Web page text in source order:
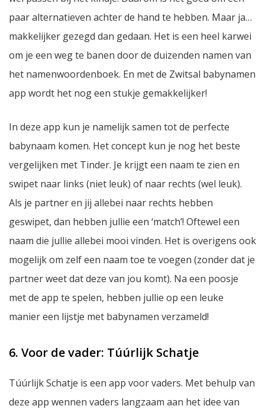
paar alternatieven achter de hand te hebben. Maar ja…
makkelijker gezegd dan gedaan. Het is een heel karwei
om je een weg te banen door de duizenden namen van
het namenwoordenboek. En met de Zwitsal babynamen
app wordt het nog een stukje gemakkelijker!
In deze app kun je namelijk samen tot de perfecte
babynaam komen. Het concept kun je nog het beste
vergelijken met Tinder. Je krijgt een naam te zien en
swipet naar links (niet leuk) of naar rechts (wel leuk).
Als je partner en jij allebei naar rechts hebben
geswipet, dan hebben jullie een ‘match’! Oftewel een
naam die jullie allebei mooi vinden. Het is overigens ook
mogelijk om zelf een naam toe te voegen (zonder dat je
partner weet dat deze van jou komt). Na een poosje
met de app te spelen, hebben jullie op een leuke
manier een lijstje met babynamen verzameld!
6. Voor de vader: Túúrlijk Schatje
Túúrlijk Schatje is een app voor vaders. Met behulp van
deze app wennen vaders langzaam aan het idee van